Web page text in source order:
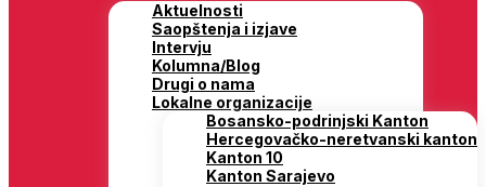
Aktuelnosti
Saopštenja i izjave
Intervju
Kolumna/Blog
Drugi o nama
Lokalne organizacije
Bosansko-podrinjski Kanton
Hercegovačko-neretvanski kanton
Kanton 10
Kanton Sarajevo